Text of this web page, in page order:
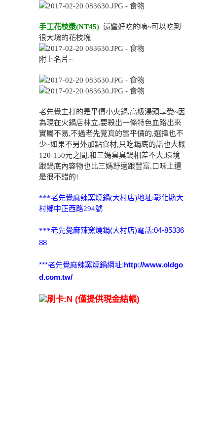
手工花枝漿(NT45) 還蠻好吃的唷~可以吃到
很大塊的花枝塊
附上名片~
老先覺主打的是平價小火鍋,高級湯頭享受~因
為現在火鍋店林立,要殺出一條特色血路出來
實屬不易,不過老先覺真的蠻平價的,選擇也不
少~如果不另外加點食材,只吃鍋底的話也大概
120-150元之間,和三媽臭臭鍋相差不大,環境
跟鍋底內容物也比三媽舒適跟豐富,口味上還
是很不錯的!
***老先覺麻辣窯燒鍋(大村店)地址:彰化縣大
村鄉中正西路294號
***老先覺麻辣窯燒鍋(大村店)電話:04-85336
88
***老先覺麻辣窯燒鍋網址:http://www.oldgo
d.com.tw/
刷卡:N (僅提供現金結帳)